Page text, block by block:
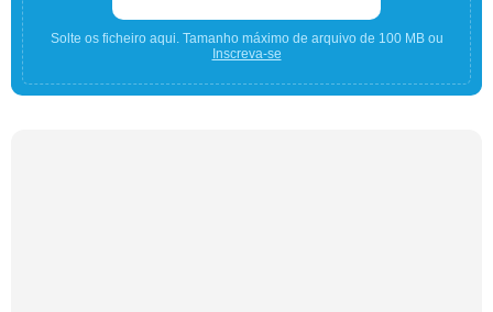
Solte os ficheiro aqui. Tamanho máximo de arquivo de 100 MB ou
Inscreva-se